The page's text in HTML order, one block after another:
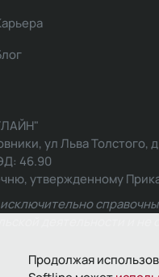
Продолжая
ул Льва Толстого,
46.90
утвержденному